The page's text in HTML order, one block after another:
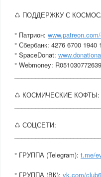
♺ ПОДДЕРЖКУ С
° Патрион:
° Сбербанк: 4276 6700 1940
° SpaceDonat:
° Webmoney: R051030772639
♺ КОСМИЧЕСКИЕ КОФТЫ:
♺ СОЦСЕТИ:
° ГРУППА (Telegram): t.me/
° ГРУППА (ВК): vk.com/